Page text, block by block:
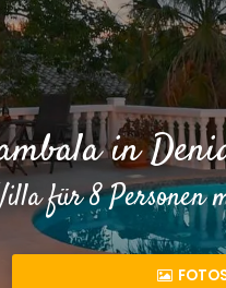
in
für 8 Personen